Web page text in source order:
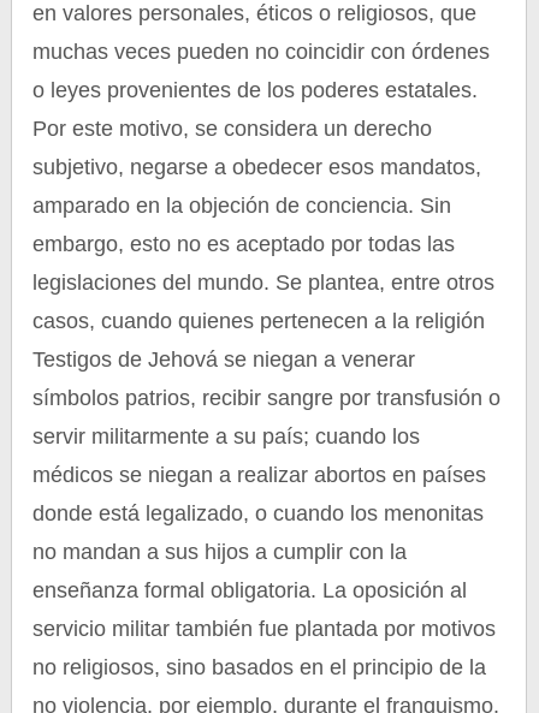
en valores personales, éticos o religiosos, que
muchas veces pueden no coincidir con órdenes
o leyes provenientes de los poderes estatales.
Por este motivo, se considera un derecho
subjetivo, negarse a obedecer esos mandatos,
amparado en la objeción de conciencia. Sin
embargo, esto no es aceptado por todas las
legislaciones del mundo. Se plantea, entre otros
casos, cuando quienes pertenecen a la religión
Testigos de Jehová se niegan a venerar
símbolos patrios, recibir sangre por transfusión o
servir militarmente a su país; cuando los
médicos se niegan a realizar abortos en países
donde está legalizado, o cuando los menonitas
no mandan a sus hijos a cumplir con la
enseñanza formal obligatoria. La oposición al
servicio militar también fue plantada por motivos
no religiosos, sino basados en el principio de la
no violencia, por ejemplo, durante el franquismo.